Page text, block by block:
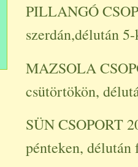
PILLANGÓ
szerdán,délután
MAZSOLA
csütörtökön,
SÜN CSOPORT
pénteken, délután